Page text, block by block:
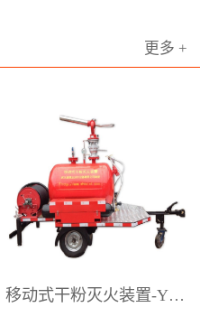
火系统设计解决方案、
灭火设备，以及较为完
和设备应用维护服务。
应配套消防产品。是国
的泡沫灭火设备专业制
龙公司主要生产销售：
置、移动式泡沫灭火装
更多 +
移动式干粉灭火装置-YGFZ系列